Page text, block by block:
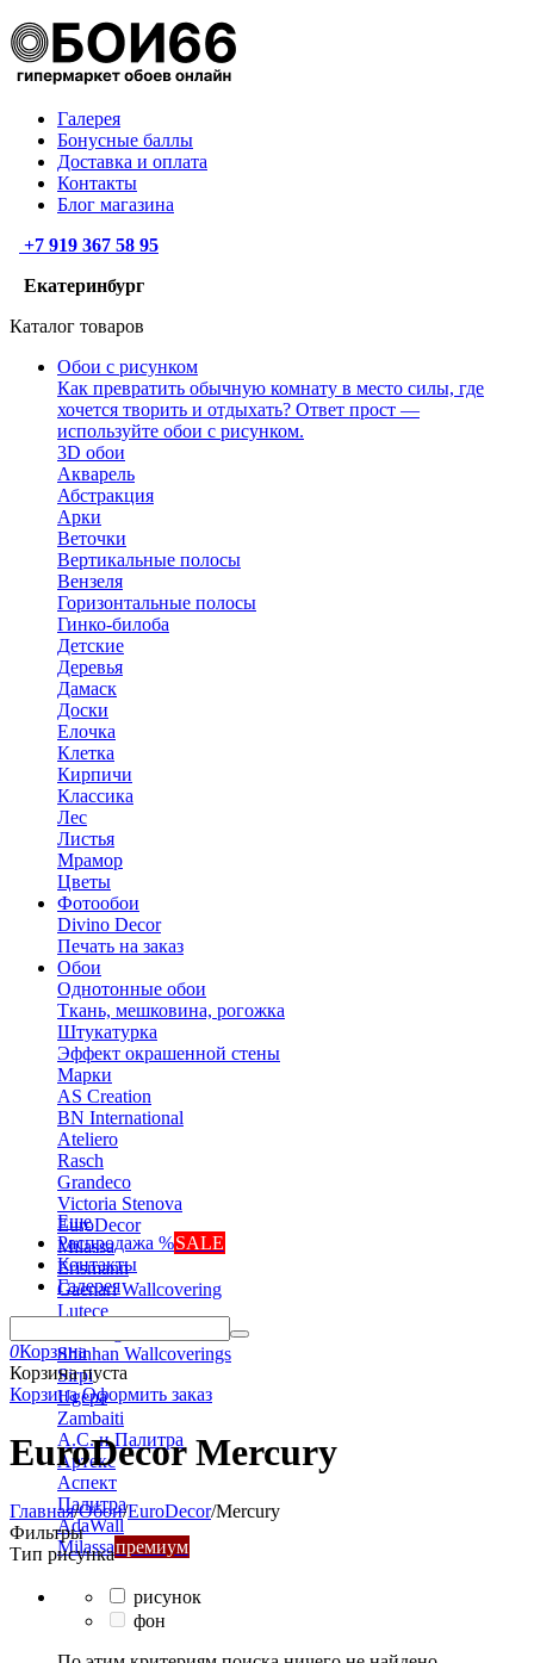
Галерея
Бонусные баллы
Доставка и оплата
Контакты
Блог магазина
+7 919 367 58 95
Екатеринбург
Каталог товаров
Обои с рисунком
Как превратить обычную комнату в место силы, где
хочется творить и отдыхать? Ответ прост —
используйте обои с рисунком.
3D обои
Акварель
Абстракция
Арки
Веточки
Вертикальные полосы
Вензеля
Горизонтальные полосы
Гинко-билоба
Детские
Деревья
Дамаск
Доски
Елочка
Клетка
Кирпичи
Классика
Лес
Листья
Мрамор
Цветы
Фотообои
Divino Decor
Печать на заказ
Обои
Однотонные обои
Ткань, мешковина, рогожка
Штукатурка
Эффект окрашенной стены
Марки
AS Creation
BN International
Ateliero
Rasch
Grandeco
Victoria Stenova
EuroDecor
Milassa
Erismann
Gaenari Wallcovering
Lutece
Shinhan Wallcoverings
Sirpi
Ugepa
Zambaiti
А.С. и Палитра
Артекс
Аспект
Палитра
AdaWall
Milassaпремиум
Еще
Распродажа %SALE
Контакты
Галерея
0Корзина
Корзина пуста
Корзина Оформить заказ
EuroDecor Mercury
Главная/Обои/EuroDecor/Mercury
Фильтры
Тип рисунка
рисунок
фон